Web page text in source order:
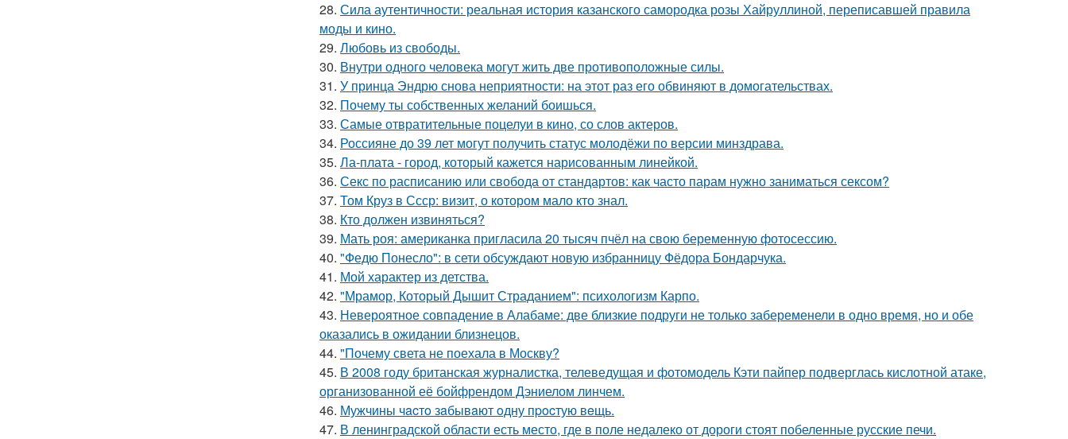
28. Сила аутентичности: реальная история казанского самородка розы Хайруллиной, переписавшей правила
моды и кино.
29. Любовь из свободы.
30. Внутри одного человека могут жить две противоположные силы.
31. У принца Эндрю снова неприятности: на этот раз его обвиняют в домогательствах.
32. Почему ты собственных желаний боишься.
33. Самые отвратительные поцелуи в кино, со слов актеров.
34. Россияне до 39 лет могут получить статус молодёжи по версии минздрава.
35. Ла-плата - город, который кажется нарисованным линейкой.
36. Секс по расписанию или свобода от стандартов: как часто парам нужно заниматься сексом?
37. Том Круз в Ссср: визит, о котором мало кто знал.
38. Кто должен извиняться?
39. Мать роя: американка пригласила 20 тысяч пчёл на свою беременную фотосессию.
40. "Федю Понесло": в сети обсуждают новую избранницу Фёдора Бондарчука.
41. Мой характер из детства.
42. "Мрамор, Который Дышит Страданием": психологизм Карпо.
43. Невероятное совпадение в Алабаме: две близкие подруги не только забеременели в одно время, но и обе
оказались в ожидании близнецов.
44. "Почему света не поехала в Москву?
45. В 2008 году британская журналистка, телеведущая и фотомодель Кэти пайпер подверглась кислотной атаке,
организованной её бойфрендом Дэниелом линчем.
46. Мужчины чacтo зaбывaют oдну пpocтую вeщь.
47. В ленинградской области есть место, где в поле недалеко от дороги стоят побеленные русские печи.